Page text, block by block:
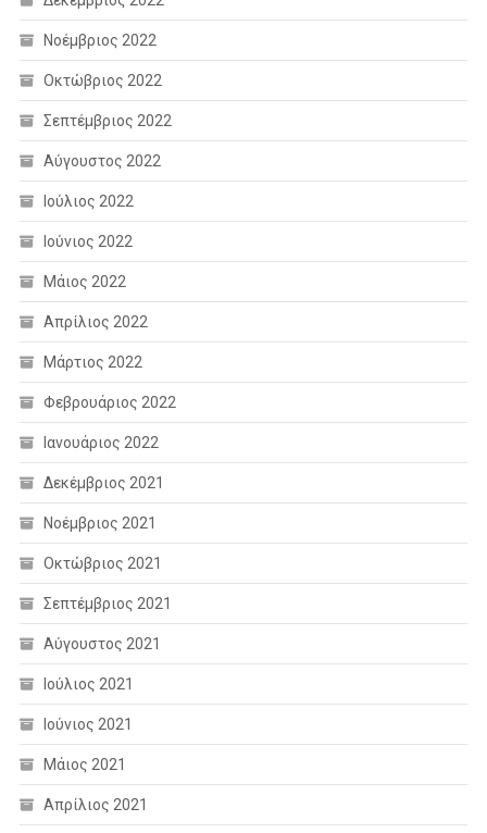
Νοέμβριος 2022
Οκτώβριος 2022
Σεπτέμβριος 2022
Αύγουστος 2022
Ιούλιος 2022
Ιούνιος 2022
Μάιος 2022
Απρίλιος 2022
Μάρτιος 2022
Φεβρουάριος 2022
Ιανουάριος 2022
Δεκέμβριος 2021
Νοέμβριος 2021
Οκτώβριος 2021
Σεπτέμβριος 2021
Αύγουστος 2021
Ιούλιος 2021
Ιούνιος 2021
Μάιος 2021
Απρίλιος 2021